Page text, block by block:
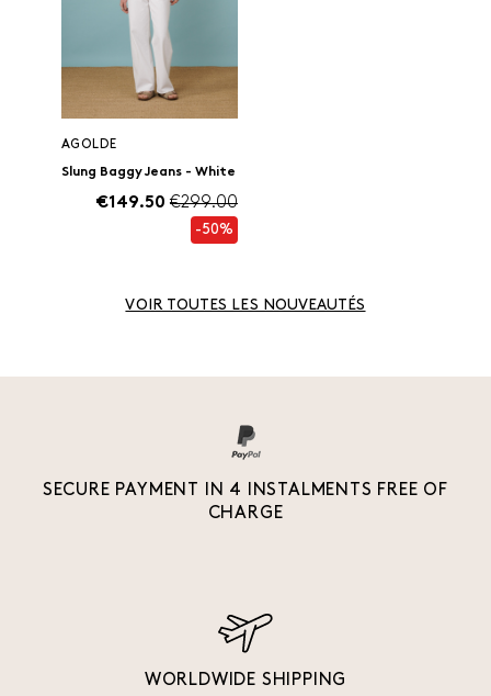
AGOLDE
Slung Baggy Jeans - White
€149.50 €299.00
-50%
VOIR TOUTES LES NOUVEAUTÉS
SECURE PAYMENT IN 4 INSTALMENTS FREE OF
CHARGE
WORLDWIDE SHIPPING